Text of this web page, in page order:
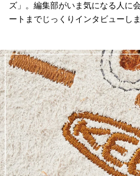
ズ」。編集部がいま気になる人に
ートまでじっくりインタビューしま